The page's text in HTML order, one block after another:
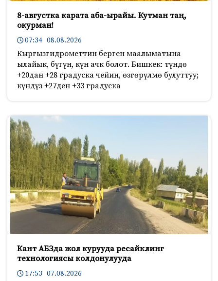
8-августка карата аба-ырайы. Кутман таң,
окурман!
07:34 08.08.2026
Кыргызгидрометтин берген маалыматына
ылайык, бүгүн, күн ачк болот. Бишкек: түндө
+20дан +28 градуска чейин, өзгөрүлмө булуттуу;
күндүз +27ден +33 градуска
Кант АБЗда жол курууда ресайклинг
технологиясы колдонулууда
17:53 07.08.2026